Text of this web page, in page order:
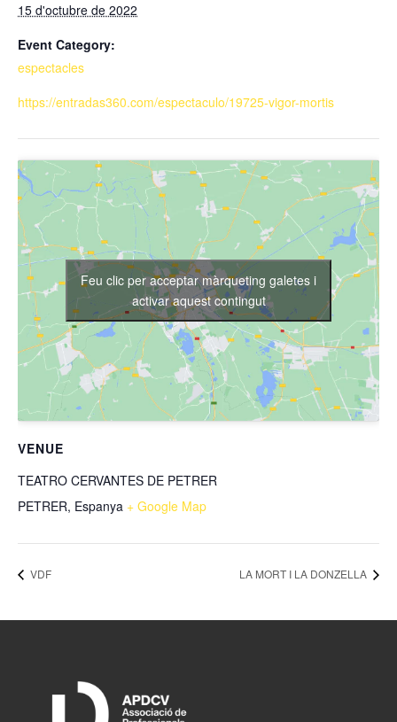
15 d'octubre de 2022
Event Category:
espectacles
https://entradas360.com/espectaculo/19725-vigor-mortis
VENUE
TEATRO CERVANTES DE PETRER
PETRER, Espanya + Google Map
Feu clic per acceptar màrqueting galetes i
activar aquest contingut
VDF LA MORT I LA DONZELLA